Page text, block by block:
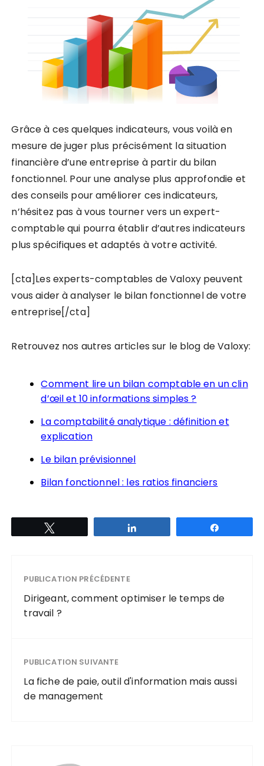
Grâce à ces quelques indicateurs, vous voilà en
mesure de juger plus précisément la situation
financière d’une entreprise à partir du bilan
fonctionnel. Pour une analyse plus approfondie et
des conseils pour améliorer ces indicateurs,
n’hésitez pas à vous tourner vers un expert-
comptable qui pourra établir d’autres indicateurs
plus spécifiques et adaptés à votre activité.
[cta]Les experts-comptables de Valoxy peuvent
vous aider à analyser le bilan fonctionnel de votre
entreprise[/cta]
Retrouvez nos autres articles sur le blog de Valoxy:
Comment lire un bilan comptable en un clin
d’œil et 10 informations simples ?
La comptabilité analytique : définition et
explication
Le bilan prévisionnel
Bilan fonctionnel : les ratios financiers
PUBLICATION PRÉCÉDENTE
Dirigeant, comment optimiser le temps de
travail ?
PUBLICATION SUIVANTE
La fiche de paie, outil d'information mais aussi
de management